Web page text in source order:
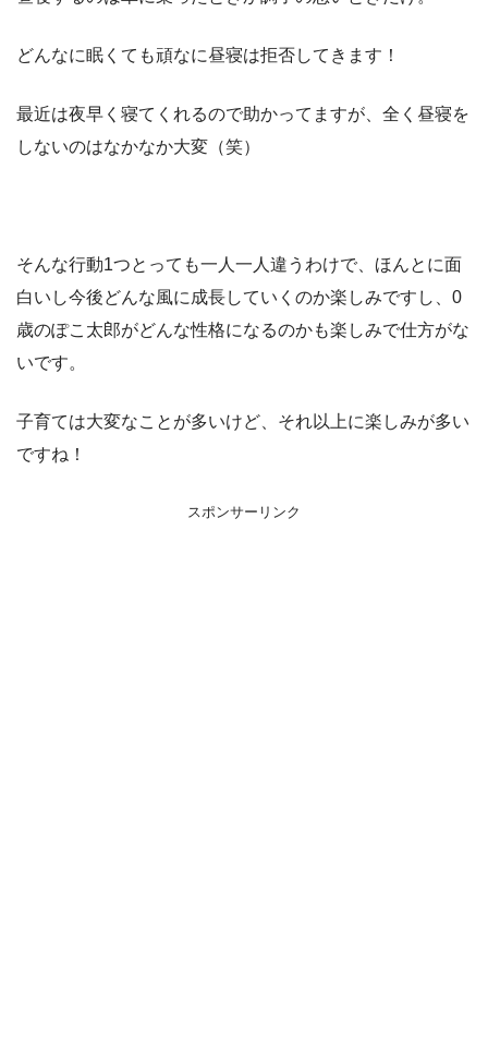
どんなに眠くても頑なに昼寝は拒否してきます！
最近は夜早く寝てくれるので助かってますが、全く昼寝を
しないのはなかなか大変（笑）
そんな行動1つとっても一人一人違うわけで、ほんとに面
白いし今後どんな風に成長していくのか楽しみですし、0
歳のぽこ太郎がどんな性格になるのかも楽しみで仕方がな
いです。
子育ては大変なことが多いけど、それ以上に楽しみが多い
ですね！
スポンサーリンク